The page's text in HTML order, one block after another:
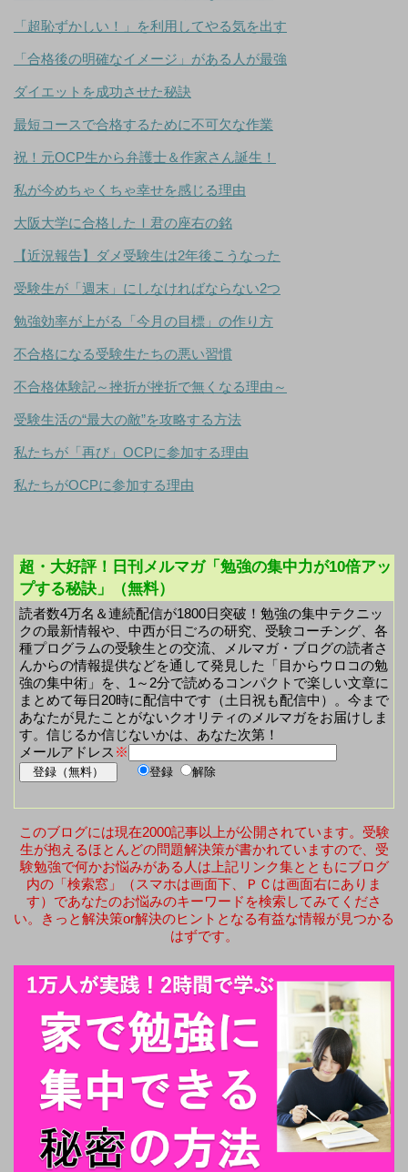
「超恥ずかしい！」を利用してやる気を出す
「合格後の明確なイメージ」がある人が最強
ダイエットを成功させた秘訣
最短コースで合格するために不可欠な作業
祝！元OCP生から弁護士＆作家さん誕生！
私が今めちゃくちゃ幸せを感じる理由
大阪大学に合格したＩ君の座右の銘
【近況報告】ダメ受験生は2年後こうなった
受験生が「週末」にしなければならない2つ
勉強効率が上がる「今月の目標」の作り方
不合格になる受験生たちの悪い習慣
不合格体験記～挫折が挫折で無くなる理由～
受験生活の“最大の敵”を攻略する方法
私たちが「再び」OCPに参加する理由
私たちがOCPに参加する理由
超・大好評！日刊メルマガ「勉強の集中力が10倍アッ
プする秘訣」（無料）
読者数4万名＆連続配信が1800日突破！勉強の集中テクニッ
クの最新情報や、中西が日ごろの研究、受験コーチング、各
種プログラムの受験生との交流、メルマガ・ブログの読者さ
んからの情報提供などを通して発見した「目からウロコの勉
強の集中術」を、1～2分で読めるコンパクトで楽しい文章に
まとめて毎日20時に配信中です（土日祝も配信中）。今まで
あなたが見たことがないクオリティのメルマガをお届けしま
す。信じるか信じないかは、あなた次第！
メールアドレス ※
登録 解除
このブログには現在2000記事以上が公開されています。受験
生が抱えるほとんどの問題解決策が書かれていますので、受
験勉強で何かお悩みがある人は上記リンク集とともにブログ
内の「検索窓」（スマホは画面下、ＰＣは画面右にありま
す）であなたのお悩みのキーワードを検索してみてくださ
い。きっと解決策or解決のヒントとなる有益な情報が見つかる
はずです。